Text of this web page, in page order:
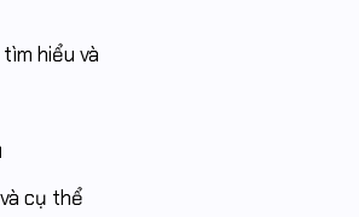
hiểu và
cụ thể